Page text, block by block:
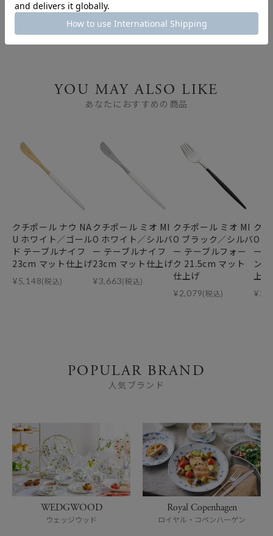
すべての特集ページを見る
YOU MAY ALSO LIKE
あなたにおすすめの商品
クチポール ナウ NA
U ホワイト／ゴール
ド テーブルナイフ
23cm マット仕上げ
¥5,148(税込)
クチポール ミオ MI
O ホワイト／シルバ
ー テーブルナイフ
23cm マット仕上げ
¥3,663(税込)
クチポール ミオ MI
O ブラック／シルバ
ー テーブルフォー
ク 21.5cm マット
仕上げ
¥2,079(税込)
ク
O
ー
ン
上げ
¥
POPULAR BRAND
人気ブランド
WEDGWOOD
ウェッジウッド
Royal Copenhagen
ロイヤル・コペンハーゲン